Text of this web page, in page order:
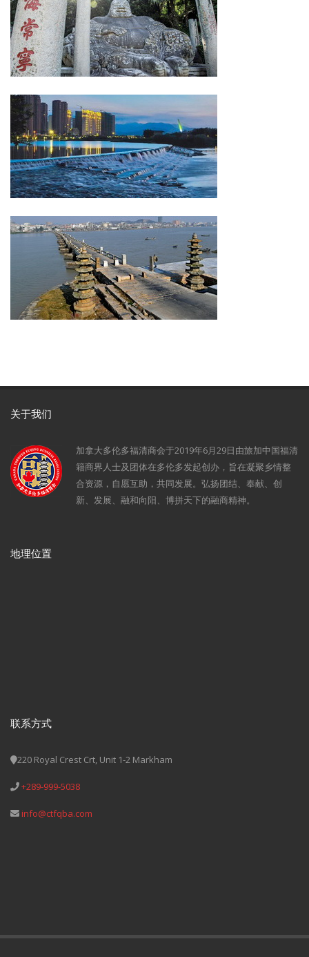
关于我们
加拿大多伦多福清商会于2019年6月29日由旅加中国福清
籍商界人士及团体在多伦多发起创办，旨在凝聚乡情整
合资源，自愿互助，共同发展。弘扬团结、奉献、创
新、发展、融和向阳、博拼天下的融商精神。
地理位置
联系方式
220 Royal Crest Crt, Unit 1-2 Markham
+289-999-5038
info@ctfqba.com